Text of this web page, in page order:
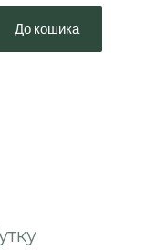
До кошика